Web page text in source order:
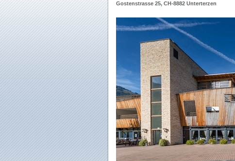
Gostenstrasse 25, CH-8882 Unterterzen